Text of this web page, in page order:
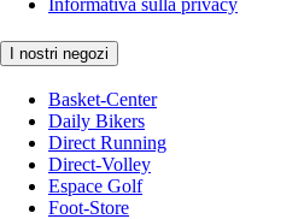
Informativa sulla privacy
I nostri negozi
Basket-Center
Daily Bikers
Direct Running
Direct-Volley
Espace Golf
Foot-Store